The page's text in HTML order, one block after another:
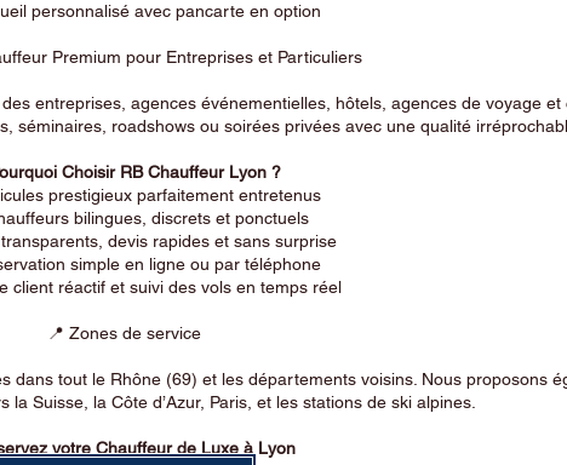
personnalisé avec pancarte en option
Premium pour Entreprises et Particuliers
entreprises, agences événementielles, hôtels, agences de voyage et
séminaires, roadshows ou soirées privées avec une qualité
Choisir RB Chauffeur Lyon ?
prestigieux parfaitement entretenus
bilingues, discrets et ponctuels
devis rapides et sans surprise
simple en ligne ou par téléphone
réactif et suivi des vols en temps réel
📍 Zones de service
dans tout le Rhône (69) et les départements voisins. Nous proposons
Suisse, la Côte d’Azur, Paris, et les stations de ski alpines.
votre Chauffeur de Luxe à Lyon